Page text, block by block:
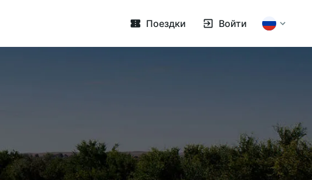
Поездки Войти